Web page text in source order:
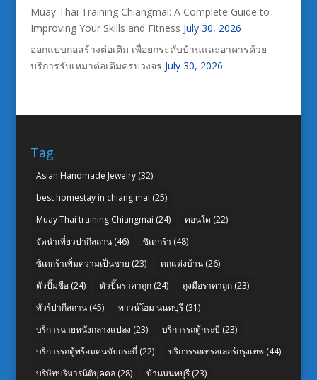
Muay Thai Training Chiangmai: A Complete Guide to
Improving Your Skills and Fitness July 30, 2026
ออกแบบก่อสร้างต่อเติม เพื่อยกระดับบ้านและอาคารด้วย
บริการรับเหมาต่อเติมครบวงจร July 30, 2026
Tag
Asian Handmade Jewelry(32)
best homestay in chiang mai (25)
Muay Thai training Chiangmai (24) คอนโด (22)
จัดนำเที่ยวปากีสถาน(46) ซิเดกร้า (48)
ซิเดกร้าเพิ่มความเป็นชาย (23) ตกแต่งบ้าน(26)
ตัวปั๊มชื่อ(24) ตัวปั๊มราคาถูก(24) ถุงมือราคาถูก(23)
ทัวร์ปากีสถาน(45) ทาวน์โฮม นนทบุรี(31)
บริการฉายหนังกลางแปลง (23) บริการรถตู้กระบี่ (23)
บริการรถตู้พร้อมคนขับกระบี่ (22) บริการรถเทรลเลอร์กรุงเทพ (44)
บริษัทบริหารนิติบุคคล(28) บ้านนนทบุรี(23)